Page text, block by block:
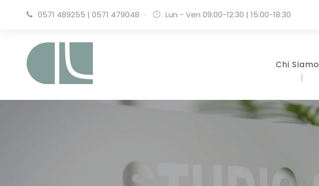
0571 489255 | 0571 479048 · Lun - Ven 09:00-12:30 | 15:00-18:30
Chi Siamo